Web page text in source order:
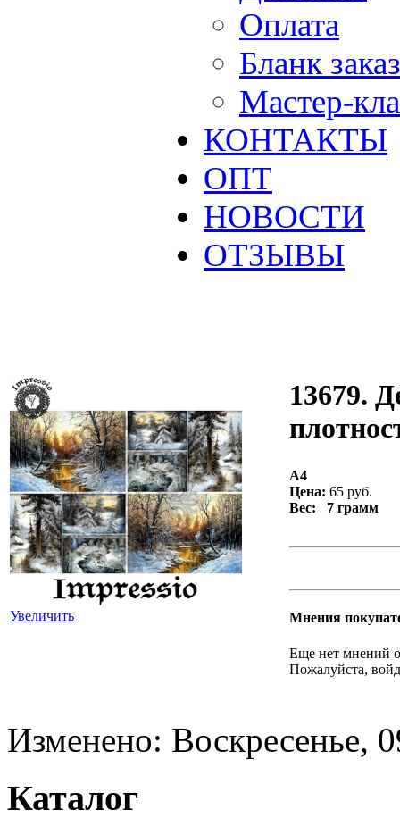
Оплата
Бланк
Мастер-
КОНТАКТЫ
ОПТ
НОВОСТИ
ОТЗЫВЫ
Увеличить
13679.
А4
Цена: 65 руб.
Вес: 7 грамм
Мнения
Еще нет мнений
Пожалуйста,
Изменено: Воскресенье,
Каталог